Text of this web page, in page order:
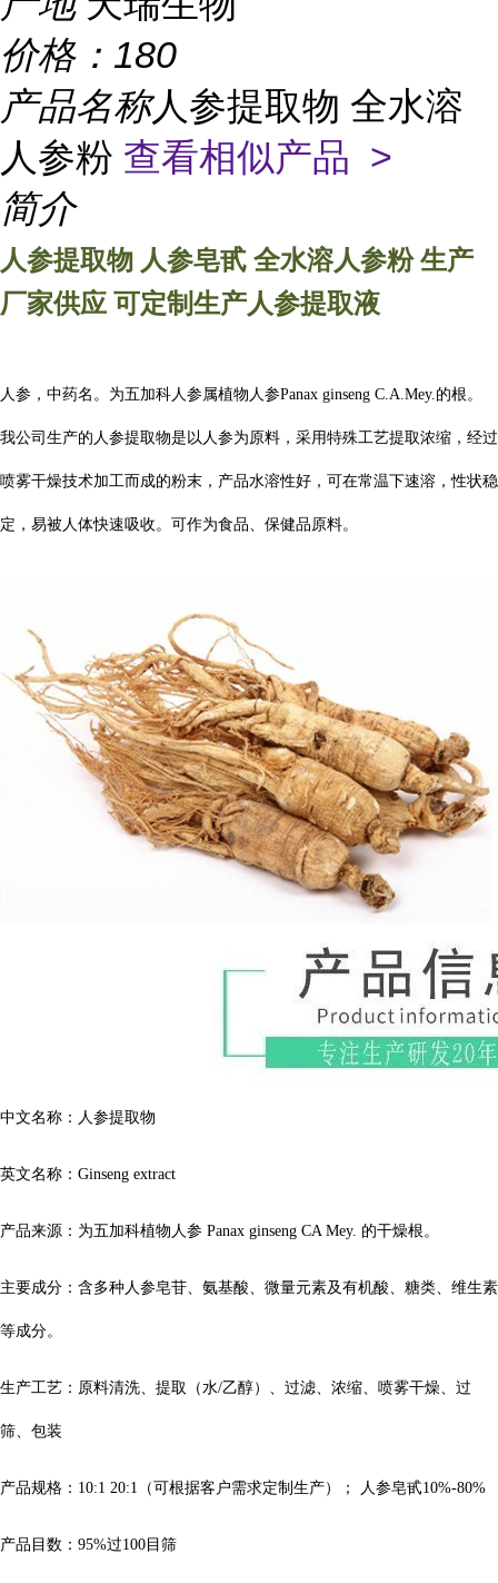
价格： 180
产品名称人参提取物 全水溶
人参粉 查看相似产品 >
简介
人参提取物 人参皂甙 全水溶人参粉 生产
厂家供应 可定制生产人参提取液
人参，中药名。为五加科人参属植物人参Panax ginseng C.A.Mey.的根。
我公司生产的 人参提取物是以 人参为原料，采用特殊工艺提取浓缩， 经过
喷雾干燥技术加工而成的粉末，产品水溶性好，可在常温下速溶，性状稳
定，易被人体快速吸收。 可作为食品、保健品原料。
中文名称：人参提取物
英文名称：Ginseng extract
产品来源： 为五加科植物人参 Panax ginseng CA Mey. 的干燥根。
主要成分： 含多种人参皂苷、氨基酸、微量元素及有机酸、糖类、维生素
等成分。
生产工艺：原料清洗、提取（水/乙醇）、过滤、浓缩、喷雾干燥、过
筛、包装
产品规格：10:1 20:1（可根据客户需求定制生产）； 人参皂甙10%-80%
产品目数：95%过100目筛